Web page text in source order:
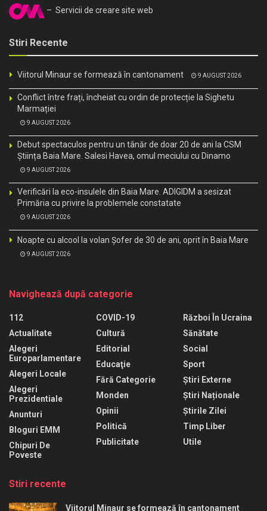
– Servicii de creare site web
Stiri Recente
Viitorul Minaur se formează în cantonament 9 AUGUST 2026
Conflict între frați, încheiat cu ordin de protecție la Sighetu
Marmației
9 AUGUST 2026
Debut spectaculos pentru un tânăr de doar 20 de ani la CSM
Știința Baia Mare. Salesi Havea, omul meciului cu Dinamo
9 AUGUST 2026
Verificări la eco-insulele din Baia Mare. ADIGIDM a sesizat
Primăria cu privire la problemele constatate
9 AUGUST 2026
Noapte cu alcool la volan Șofer de 30 de ani, oprit în Baia Mare
9 AUGUST 2026
Navighează după categorie
112
Actualitate
Alegeri
Europarlamentare
Alegeri Locale
Alegeri
Prezidentiale
Anunturi
Bloguri EMM
Chipuri De
Poveste
COVID-19
Cultură
Editorial
Educaţie
Fără Categorie
Monden
Opinii
Politică
Publicitate
Război În Ucraina
Sănătate
Social
Sport
Știri Externe
Știri Naționale
Știrile Zilei
Timp Liber
Utile
Stiri recente
Viitorul Minaur se formează în cantonament